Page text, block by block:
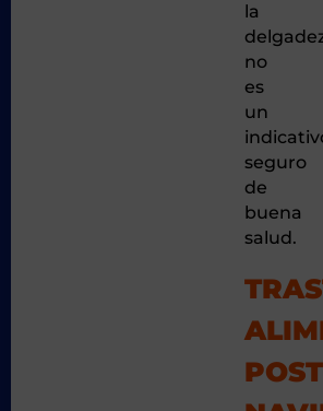
la
no
es
un
seguro
de
buena
salud.